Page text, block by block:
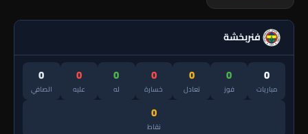
فنربخشة
0
مباريات
0
فوز
0
تعادل
0
خسارة
0
له
0
عليه
0
الصافي
0
نقاط